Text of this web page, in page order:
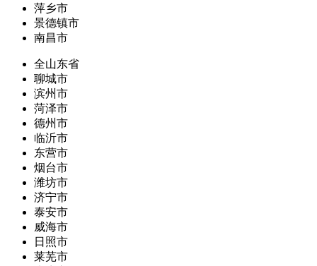
萍乡市
景德镇市
南昌市
全山东省
聊城市
滨州市
菏泽市
德州市
临沂市
东营市
烟台市
潍坊市
济宁市
泰安市
威海市
日照市
莱芜市